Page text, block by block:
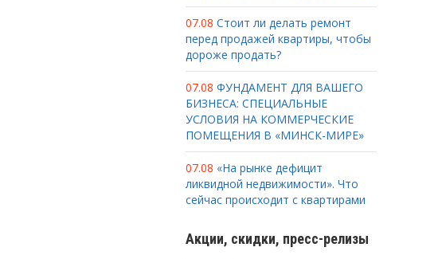
07.08 Стоит ли делать ремонт
перед продажей квартиры, чтобы
дороже продать?
07.08 ФУНДАМЕНТ ДЛЯ ВАШЕГО
БИЗНЕСА: СПЕЦИАЛЬНЫЕ
УСЛОВИЯ НА КОММЕРЧЕСКИЕ
ПОМЕЩЕНИЯ В «МИНСК-МИРЕ»
07.08 «На рынке дефицит
ликвидной недвижимости». Что
сейчас происходит с квартирами
Акции, скидки, пресс-релизы